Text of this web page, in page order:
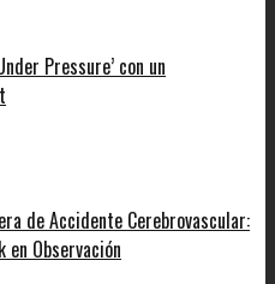
Pressure’ con un
de Accidente Cerebrovascular:
en Observación